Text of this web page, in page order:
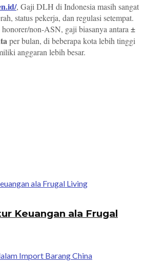
, Gaji DLH di Indonesia masih sangat
status pekerja, dan regulasi setempat.
non-ASN, gaji biasanya antara±
per bulan, di beberapa kota lebih tinggi
anggaran lebih besar.
Keuangan ala Frugal